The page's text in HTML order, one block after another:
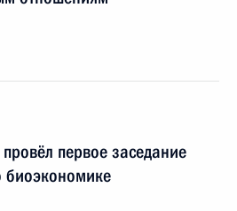
первое заседание
биоэкономике